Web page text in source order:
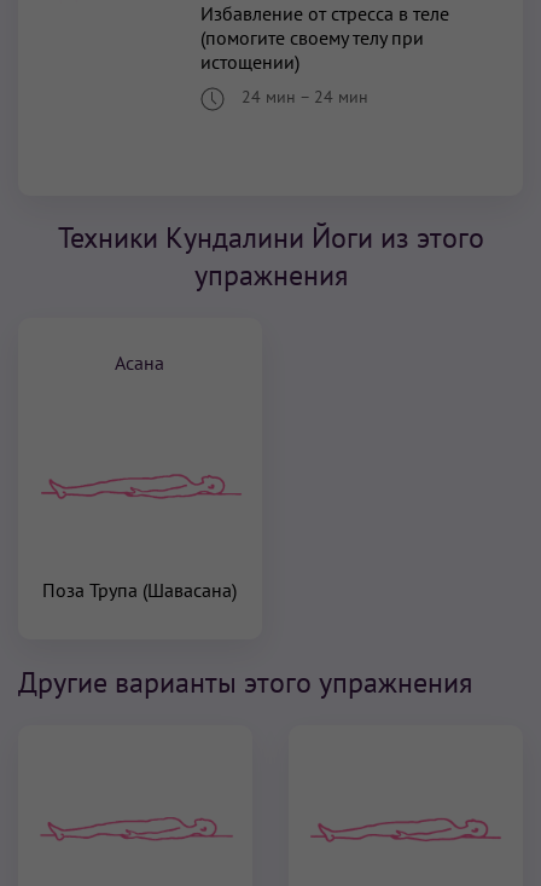
Избавление от стресса в теле
(помогите своему телу при
истощении)
24 мин – 24 мин
Техники Кундалини Йоги из этого
упражнения
Асана
Поза Трупа (Шавасана)
Другие варианты этого упражнения